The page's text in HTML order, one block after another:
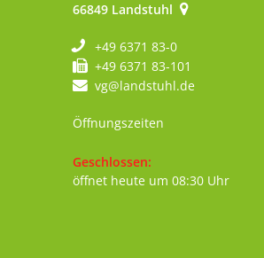
66849 Landstuhl
+49 6371 83-0
+49 6371 83-101
vg@landstuhl.de
Öffnungszeiten
Klicken, um weitere Öffnungs-
Geschlossen:
öffnet heute um 08:30 Uhr